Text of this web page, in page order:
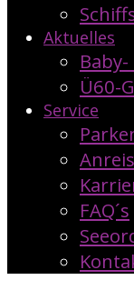
Aktuelles
Ü60-
Service
FAQ´s